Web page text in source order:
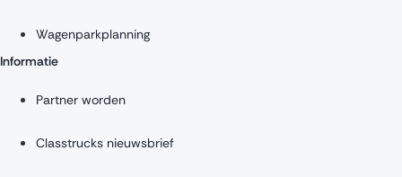
Wagenparkplanning
Informatie
Partner worden
Classtrucks nieuwsbrief